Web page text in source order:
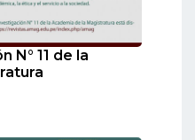
N° 11 de la